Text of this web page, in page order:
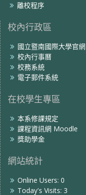
離校程序
校內行政區
國立暨南國際大學官網
校內行事曆
校務系統
電子郵件系統
在校學生專區
本系修課規定
課程資訊網 Moodle
獎助學金
網站統計
Online Users: 0
Today's Visits: 3